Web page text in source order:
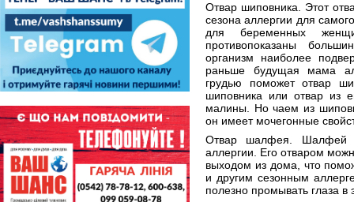
Отвар шиповника. Этот
сезона аллергии для
для беременных
противопоказаны
организм наиболее
раньше будущая мама
грудью поможет отвар
шиповника или отвар из
малины. Но чаем из
он имеет мочегонные
Отвар шалфея. Шалфей
аллергии. Его отваром
выходом из дома, что
и другим сезонным
полезно промывать глаза в